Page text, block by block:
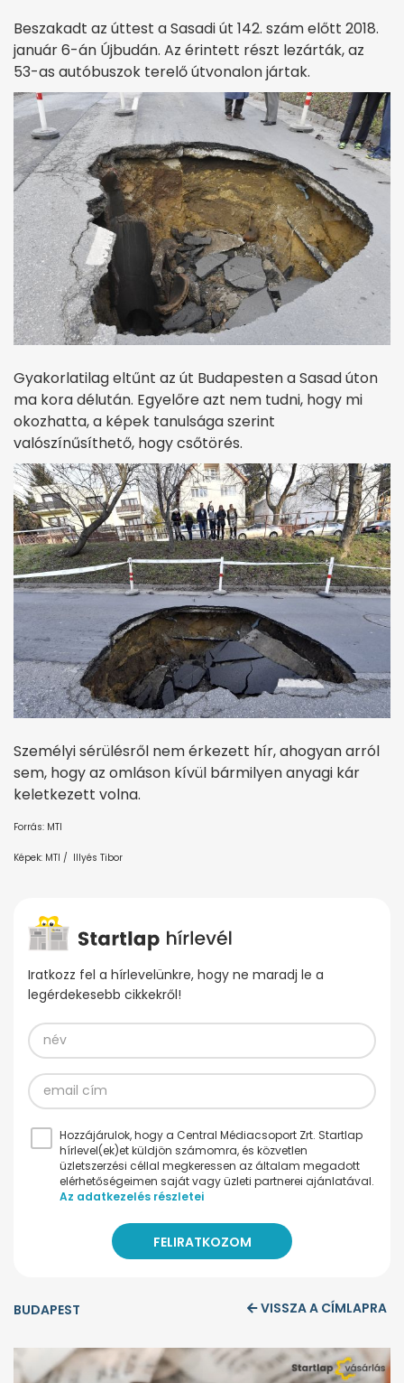
Beszakadt az úttest a Sasadi út 142. szám előtt 2018.
január 6-án Újbudán. Az érintett részt lezárták, az
53-as autóbuszok terelő útvonalon jártak.
Gyakorlatilag eltűnt az út Budapesten a Sasad úton
ma kora délután. Egyelőre azt nem tudni, hogy mi
okozhatta, a képek tanulsága szerint
valószínűsíthető, hogy csőtörés.
Személyi sérülésről nem érkezett hír, ahogyan arról
sem, hogy az omláson kívül bármilyen anyagi kár
keletkezett volna.
Forrás: MTI
Képek: MTI / Illyés Tibor
Iratkozz fel a hírlevelünkre, hogy ne maradj le a
legérdekesebb cikkekről!
Hozzájárulok, hogy a Central Médiacsoport Zrt. Startlap
hírlevel(ek)et küldjön számomra, és közvetlen
üzletszerzési céllal megkeressen az általam megadott
elérhetőségeimen saját vagy üzleti partnerei ajánlatával.
Az adatkezelés részletei
BUDAPEST VISSZA A CÍMLAPRA